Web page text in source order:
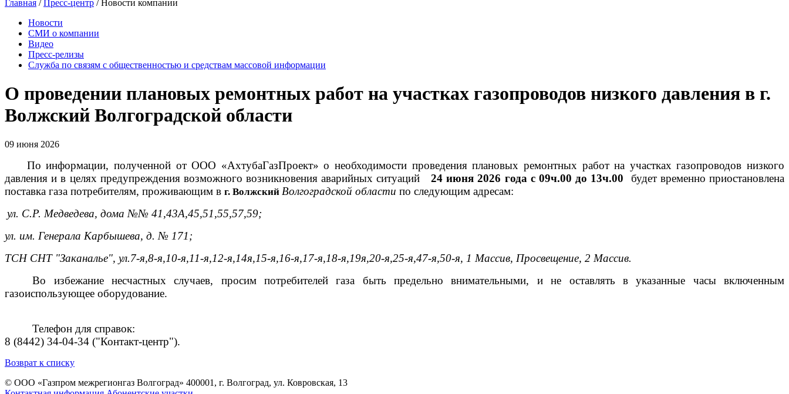
Главная /Пресс-центр / Новости компании
Новости
СМИ о компании
Видео
Пресс-релизы
Служба по связям с общественностью и средствам массовой информации
О проведении плановых ремонтных работ на участках газопроводов низкого давления в г.
Волжский Волгоградской области
09 июня 2026
По информации, полученной от ООО «АхтубаГазПроект» о необходимости проведения плановых ремонтных работ на участках газопроводов низкого
давления и в целях предупреждения возможного возникновения аварийных ситуаций 24 июня 2026 года с 09ч.00 до 13ч.00
будет временно приостановлена
поставка газа потребителям, проживающим в г. Волжский Волгоградской области по следующим адресам:
ул. С.Р. Медведева, дома №№ 41,43А,45,51,55,57,59;
ул. им. Генерала Карбышева, д. № 171;
ТСН СНТ "Заканалье", ул.7-я,8-я,10-я,11-я,12-я,14я,15-я,16-я,17-я,18-я,19я,20-я,25-я,47-я,50-я, 1 Массив, Просвещение, 2 Массив.
Во избежание несчастных случаев, просим потребителей газа быть предельно внимательными, и не оставлять в указанные часы включенным
газоиспользующее оборудование.
Телефон для справок:
8 (8442) 34-04-34 ("Контакт-центр").
Возврат к списку
© ООО «Газпром межрегионгаз Волгоград» 400001, г. Волгоград, ул. Ковровская, 13